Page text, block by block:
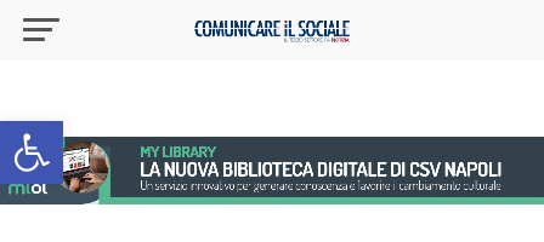
Apri la barra degli strumenti